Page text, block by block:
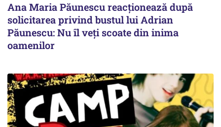
Ana Maria Păunescu reacționează după
solicitarea privind bustul lui Adrian
Păunescu: Nu îl veți scoate din inima
oamenilor